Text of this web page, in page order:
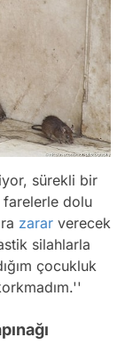
sürekli bir
farelerle dolu
zarar verecek
silahlarla
çocukluk